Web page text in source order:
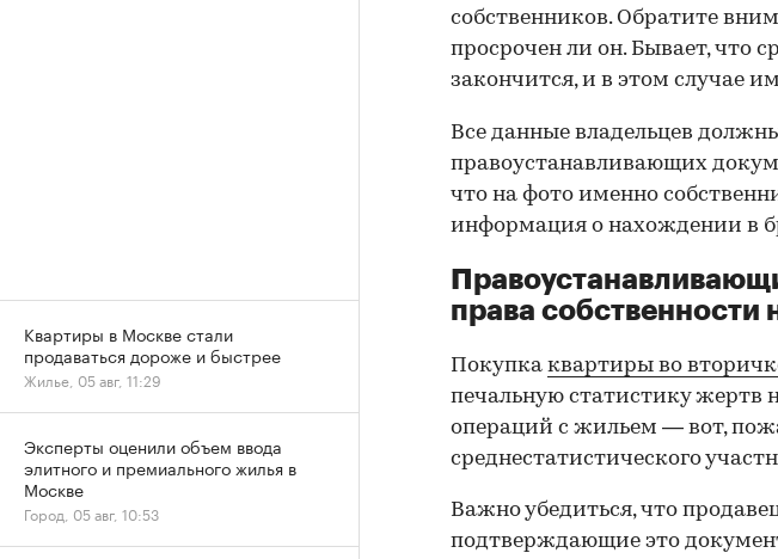
собственников. Обратите
просрочен ли он. Бывает, что
закончится, и в этом случае
Все данные владельцев
правоустанавливающих
что на фото именно
информация о нахождении в
права собственности
Покупка квартиры во
печальную статистику жертв
операций с жильем — вот,
среднестатистического
Важно убедиться, что
подтверждающие это
Квартиры в Москве стали
продаваться дороже и быстрее
Жилье, 05 авг, 11:29
Эксперты оценили объем ввода
элитного и премиального жилья в
Москве
Город, 05 авг, 10:53